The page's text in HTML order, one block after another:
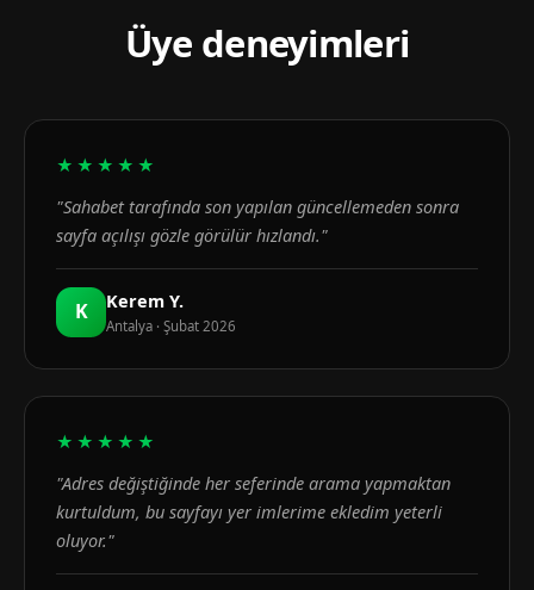
Üye deneyimleri
★★★★★
"Sahabet tarafında son yapılan güncellemeden sonra
sayfa açılışı gözle görülür hızlandı."
K Kerem Y.
Antalya · Şubat 2026
★★★★★
"Adres değiştiğinde her seferinde arama yapmaktan
kurtuldum, bu sayfayı yer imlerime ekledim yeterli
oluyor."